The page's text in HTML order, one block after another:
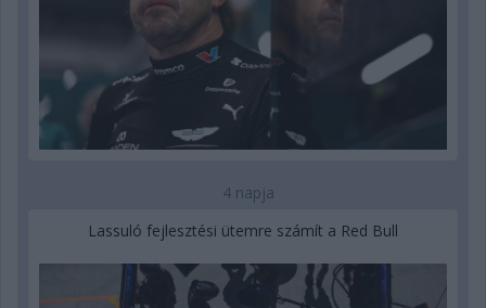
4 napja
Lassuló fejlesztési ütemre számít a Red Bull